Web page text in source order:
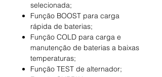
selecionada;
Função BOOST para carga
rápida de baterias;
Função COLD para carga e
manutenção de baterias a baixas
temperaturas;
Função TEST de alternador;